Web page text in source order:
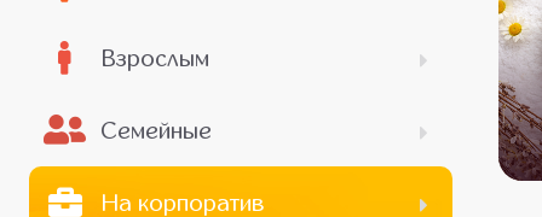
Взрослым
Семейные
На корпоратив